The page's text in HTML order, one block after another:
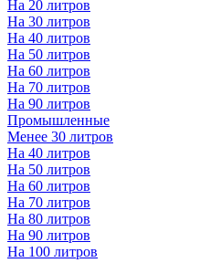
На 20 литров
На 30 литров
На 40 литров
На 50 литров
На 60 литров
На 70 литров
На 90 литров
Промышленные
Менее 30 литров
На 40 литров
На 50 литров
На 60 литров
На 70 литров
На 80 литров
На 90 литров
На 100 литров